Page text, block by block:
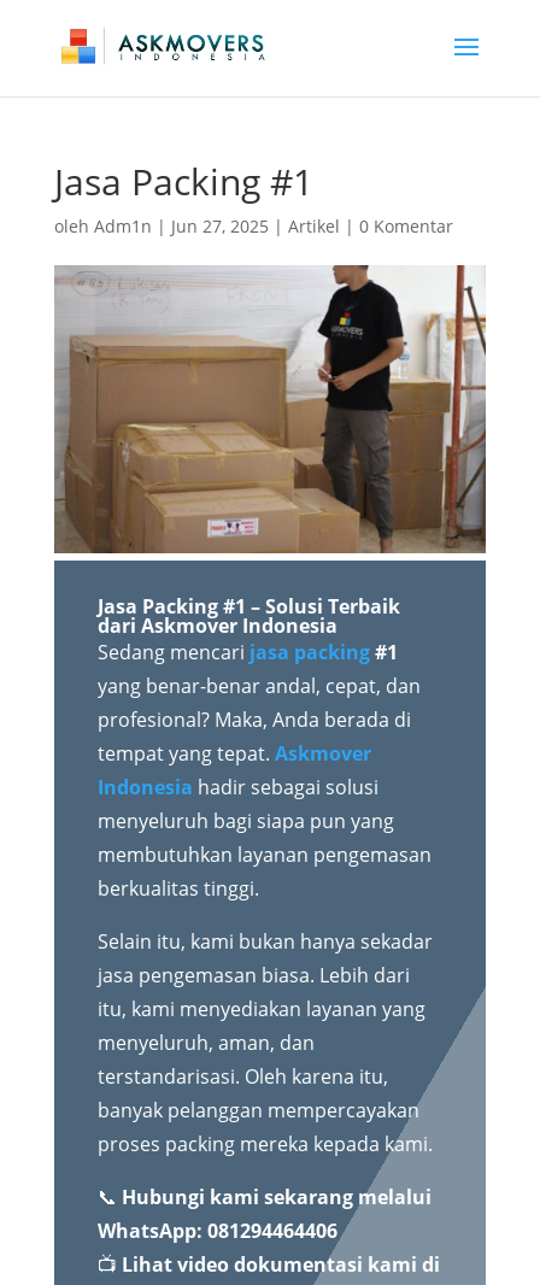
Jasa Packing #1
oleh Adm1n | Jun 27, 2025 | Artikel | 0 Komentar
Jasa Packing #1 – Solusi Terbaik
dari Askmover Indonesia
Sedang mencari jasa packing#1
yang benar-benar andal, cepat, dan
profesional? Maka, Anda berada di
tempat yang tepat. Askmover
Indonesia hadir sebagai solusi
menyeluruh bagi siapa pun yang
membutuhkan layanan pengemasan
berkualitas tinggi.
Selain itu, kami bukan hanya sekadar
jasa pengemasan biasa. Lebih dari
itu, kami menyediakan layanan yang
menyeluruh, aman, dan
terstandarisasi. Oleh karena itu,
banyak pelanggan mempercayakan
proses packing mereka kepada kami.
📞 Hubungi kami sekarang melalui
WhatsApp: 081294464406
📺 Lihat video dokumentasi kami di